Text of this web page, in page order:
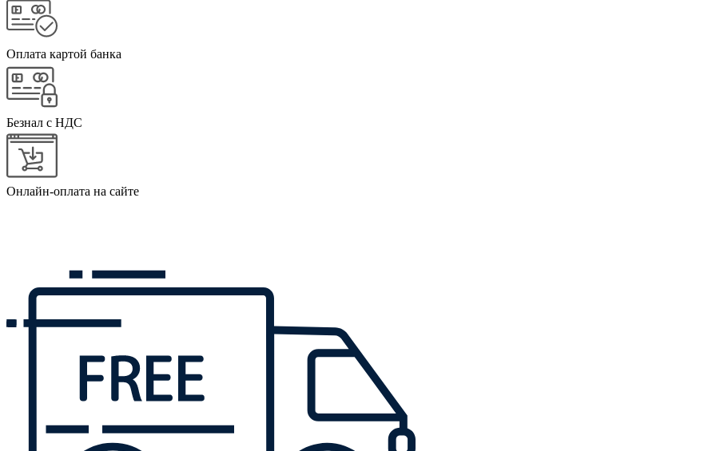
Оплата картой банка
Безнал с НДС
Онлайн-оплата на сайте